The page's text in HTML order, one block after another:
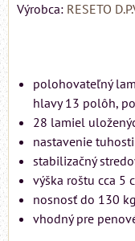
Výrobca: RESETO
polohovateľný
hlavy 13 polôh,
28 lamiel
nastavenie
stabilizačný
výška roštu cca 5
nosnosť do 130 kg
vhodný pre